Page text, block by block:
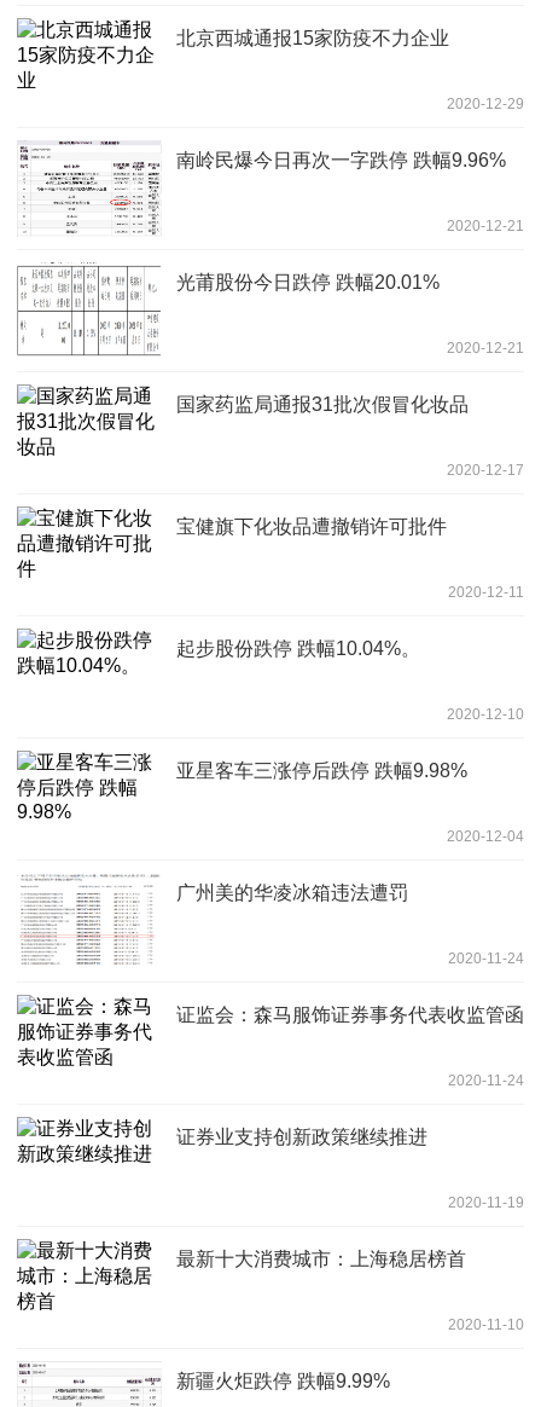
北京西城通报15家防疫不力企业
2020-12-29
南岭民爆今日再次一字跌停 跌幅9.96%
2020-12-21
光莆股份今日跌停 跌幅20.01%
2020-12-21
国家药监局通报31批次假冒化妆品
2020-12-17
宝健旗下化妆品遭撤销许可批件
2020-12-11
起步股份跌停 跌幅10.04%。
2020-12-10
亚星客车三涨停后跌停 跌幅9.98%
2020-12-04
广州美的华凌冰箱违法遭罚
2020-11-24
证监会：森马服饰证券事务代表收监管函
2020-11-24
证券业支持创新政策继续推进
2020-11-19
最新十大消费城市：上海稳居榜首
2020-11-10
新疆火炬跌停 跌幅9.99%